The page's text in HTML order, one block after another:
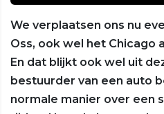
We verplaatsen ons nu
Oss, ook wel het Chicago
En dat blijkt ook wel uit
bestuurder van een auto
normale manier over een